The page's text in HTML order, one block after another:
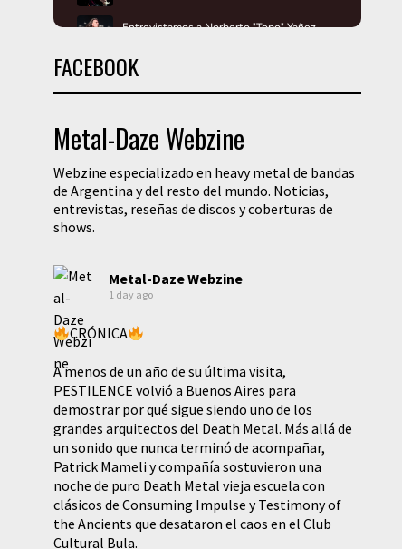
FACEBOOK
Metal-Daze Webzine
Webzine especializado en heavy metal de bandas
de Argentina y del resto del mundo. Noticias,
entrevistas, reseñas de discos y coberturas de
shows.
Metal-Daze Webzine
1 day ago
CRÓNICA
A menos de un año de su última visita,
PESTILENCE volvió a Buenos Aires para
demostrar por qué sigue siendo uno de los
grandes arquitectos del Death Metal. Más allá de
un sonido que nunca terminó de acompañar,
Patrick Mameli y compañía sostuvieron una
noche de puro Death Metal vieja escuela con
clásicos de Consuming Impulse y Testimony of
the Ancients que desataron el caos en el Club
Cultural Bula.